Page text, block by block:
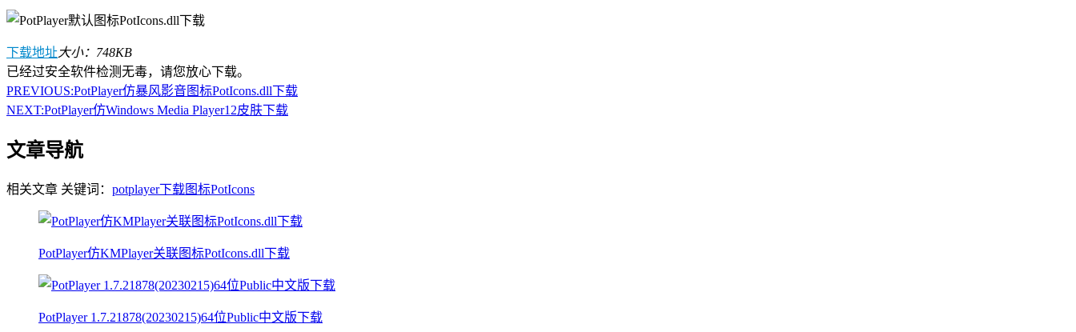
下载地址大小：748KB
已经过安全软件检测无毒，请您放心下载。
PREVIOUS:PotPlayer仿暴风影音图标PotIcons.dll下载
NEXT:PotPlayer仿Windows Media Player12皮肤下载
文章导航
相关文章 关键词： potplayer下载图标PotIcons
PotPlayer仿KMPlayer关联图标PotIcons.dll下载
PotPlayer 1.7.21878(20230215)64位Public中文版下载